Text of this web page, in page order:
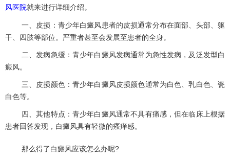
风医院就来进行详细介绍。
一、皮损：青少年白癜风患者的皮损通常分布在面部、头部、躯
干、四肢等部位。严重者甚至会发展至患者的全身。
二、发病急缓：青少年白癜风发病通常为急性发病，及泛发型白
癜风。
三、皮损颜色：青少年白癜风皮损颜色通常为白色、乳白色、瓷
白色等。
四、其他特点：青少年白癜风通常不具有痛感，但在临床上根据
患者回答发现，白癜风具有轻微的瘙痒感。
那么得了白癜风应该怎么办呢?